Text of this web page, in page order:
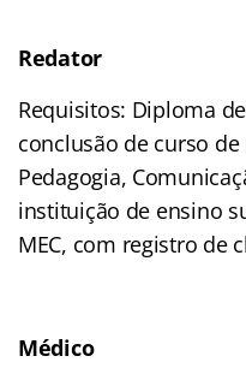
Redator
Requisitos: Diploma
conclusão de curso
Pedagogia,
instituição de ensino
MEC, com registro de
Médico